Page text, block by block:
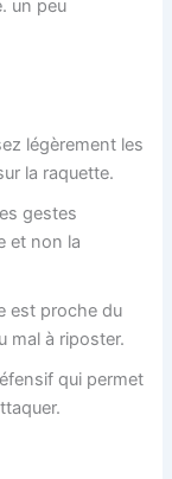
un peu
légèrement les
la raquette.
gestes
et non la
est proche du
mal à riposter.
qui permet